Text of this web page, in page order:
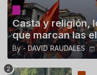
Casta y religión,
que marcan las
By - DAVID RAUDALES